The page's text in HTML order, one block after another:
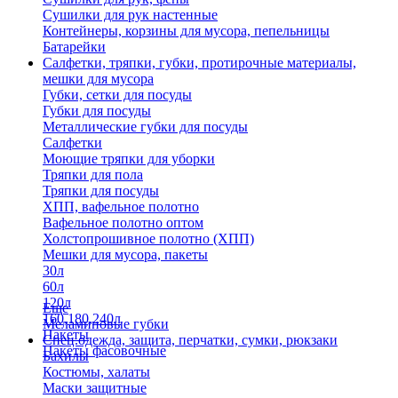
Сушилки для рук настенные
Контейнеры, корзины для мусора, пепельницы
Батарейки
Салфетки, тряпки, губки, протирочные материалы,
мешки для мусора
Губки, сетки для посуды
Губки для посуды
Металлические губки для посуды
Салфетки
Моющие тряпки для уборки
Тряпки для пола
Тряпки для посуды
ХПП, вафельное полотно
Вафельное полотно оптом
Холстопрошивное полотно (ХПП)
Мешки для мусора, пакеты
30л
60л
120л
160,180,240л
Пакеты
Пакеты фасовочные
Еще
Меламиновые губки
Спец.одежда, защита, перчатки, сумки, рюкзаки
Бахилы
Костюмы, халаты
Маски защитные